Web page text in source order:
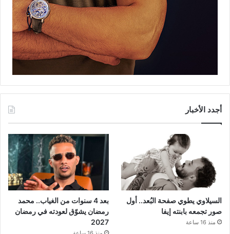
أجدد الأخبار
السيلاوي يطوي صفحة البُعد.. أول
صور تجمعه بابنته إيفا
منذ 16 ساعة
بعد 4 سنوات من الغياب.. محمد
رمضان يشوّق لعودته في رمضان
2027